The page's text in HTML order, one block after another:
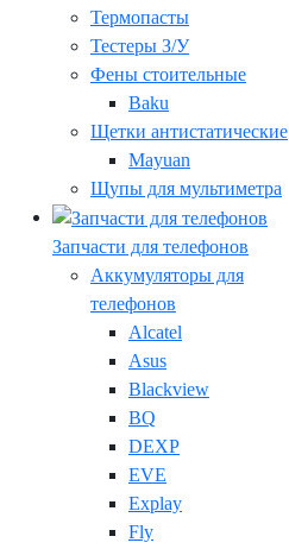
Термопасты
Тестеры З/У
Фены стоительные
Baku
Щетки антистатические
Mayuan
Щупы для мультиметра
Запчасти для телефонов
Аккумуляторы для
телефонов
Alcatel
Asus
Blackview
BQ
DEXP
EVE
Explay
Fly